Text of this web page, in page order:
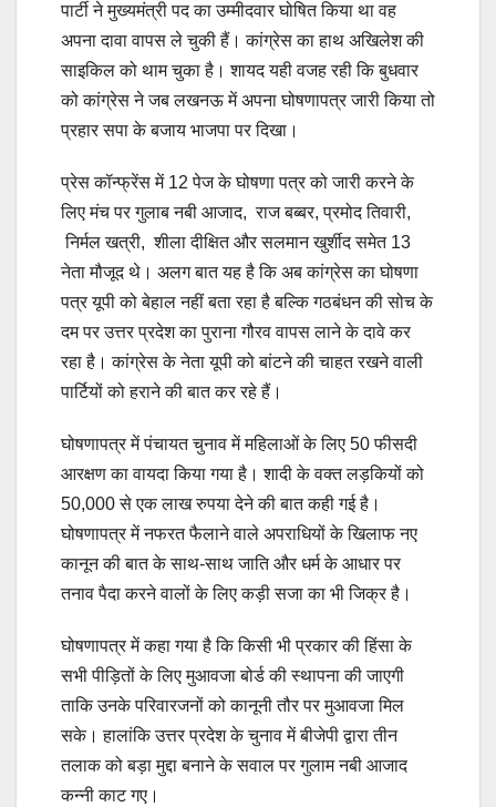
पार्टी ने मुख्यमंत्री पद का उम्मीदवार घोषित किया था वह
अपना दावा वापस ले चुकी हैं। कांग्रेस का हाथ अखिलेश की
साइकिल को थाम चुका है। शायद यही वजह रही कि बुधवार
को कांग्रेस ने जब लखनऊ में अपना घोषणापत्र जारी किया तो
प्रहार सपा के बजाय भाजपा पर दिखा।
प्रेस कॉन्फ्रेंस में 12 पेज के घोषणा पत्र को जारी करने के
लिए मंच पर गुलाब नबी आजाद, राज बब्बर, प्रमोद तिवारी,
निर्मल खत्री, शीला दीक्षित और सलमान खुर्शीद समेत 13
नेता मौजूद थे। अलग बात यह है कि अब कांग्रेस का घोषणा
पत्र यूपी को बेहाल नहीं बता रहा है बल्कि गठबंधन की सोच के
दम पर उत्तर प्रदेश का पुराना गौरव वापस लाने के दावे कर
रहा है। कांग्रेस के नेता यूपी को बांटने की चाहत रखने वाली
पार्टियों को हराने की बात कर रहे हैं।
घोषणापत्र में पंचायत चुनाव में महिलाओं के लिए 50 फीसदी
आरक्षण का वायदा किया गया है। शादी के वक्त लड़कियों को
50,000 से एक लाख रुपया देने की बात कही गई है।
घोषणापत्र में नफरत फैलाने वाले अपराधियों के खिलाफ नए
कानून की बात के साथ-साथ जाति और धर्म के आधार पर
तनाव पैदा करने वालों के लिए कड़ी सजा का भी जिक्र है।
घोषणापत्र में कहा गया है कि किसी भी प्रकार की हिंसा के
सभी पीड़ितों के लिए मुआवजा बोर्ड की स्थापना की जाएगी
ताकि उनके परिवारजनों को कानूनी तौर पर मुआवजा मिल
सके। हालांकि उत्तर प्रदेश के चुनाव में बीजेपी द्वारा तीन
तलाक को बड़ा मुद्दा बनाने के सवाल पर गुलाम नबी आजाद
कन्नी काट गए।